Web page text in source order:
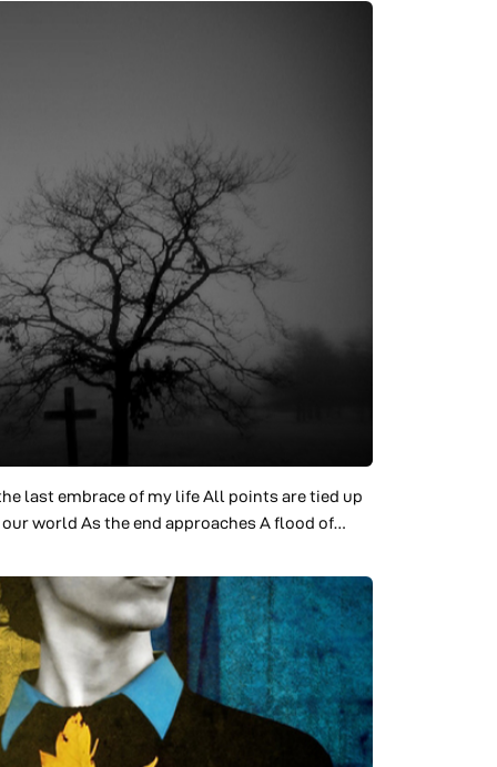
last embrace of my life All points are tied up
world As the end approaches A flood of
soul is now one with the universe